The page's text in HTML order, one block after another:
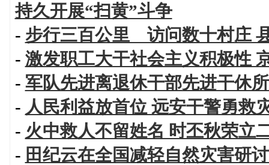
持久开展“扫黄”斗争
- 步行三百公里 访问数十村庄
- 激发职工大干社会主义积极性
- 军队先进离退休干部先进干休
- 人民利益放首位 远安干警勇救
- 火中救人不留姓名 时丕秋荣立
- 田纪云在全国减轻自然灾害研